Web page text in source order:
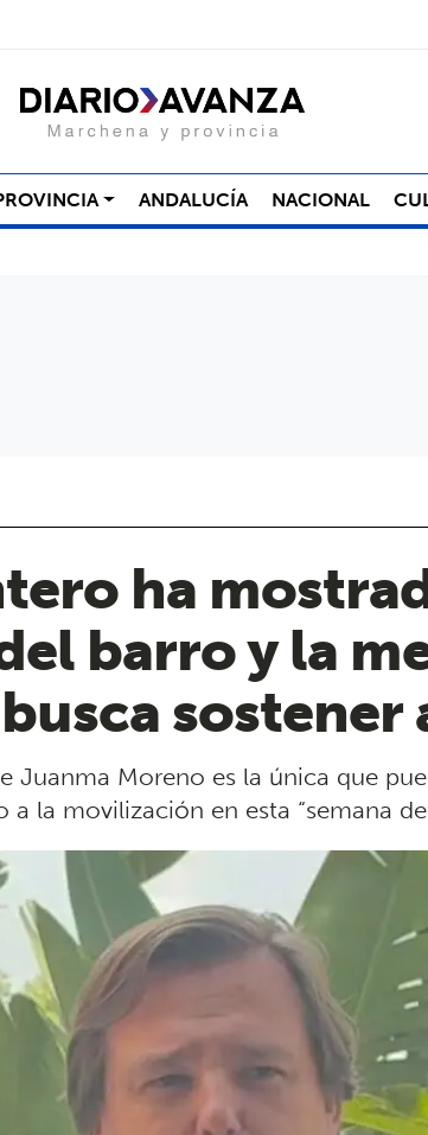
ANDALUCÍA NACIONAL
ha
barro y la
sostener
Moreno es la única que
la movilización en esta “semana